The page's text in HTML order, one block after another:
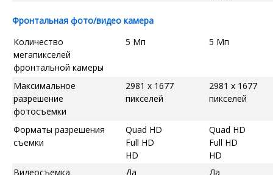
Фронтальная фото/видео камера
Количество
мегапикселей
фронтальной камеры
5 Мп 5 Мп
Максимальное
разрешение
фотосъемки
2981 x 1677
пикселей
2981 x 1677
пикселей
Форматы разрешения
съемки
Quad HD
Full HD
HD
Quad HD
Full HD
HD
Видеосъемка
Да Да